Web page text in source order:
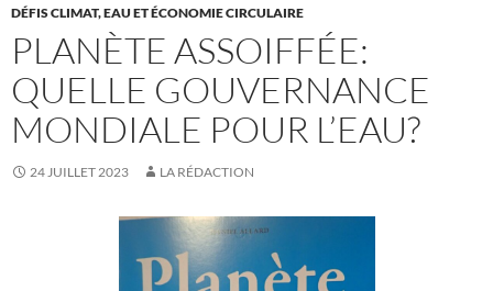
DÉFIS CLIMAT, EAU ET ÉCONOMIE CIRCULAIRE
PLANÈTE ASSOIFFÉE:
QUELLE GOUVERNANCE
MONDIALE POUR L’EAU?
24 JUILLET 2023 LA RÉDACTION